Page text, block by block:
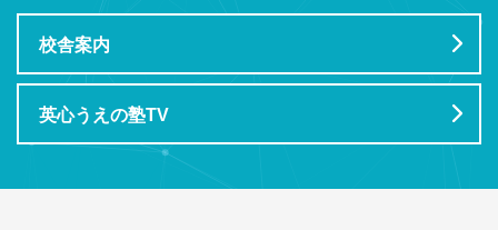
校舎案内
英心うえの塾TV